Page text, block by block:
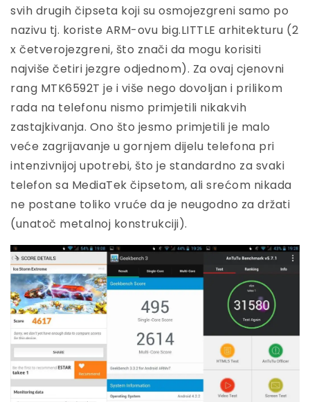
svih drugih čipseta koji su osmojezgreni samo po
nazivu tj. koriste ARM-ovu big.LITTLE arhitekturu (2
x četverojezgreni, što znači da mogu korisiti
najviše četiri jezgre odjednom). Za ovaj cjenovni
rang MTK6592T je i više nego dovoljan i prilikom
rada na telefonu nismo primjetili nikakvih
zastajkivanja. Ono što jesmo primjetili je malo
veće zagrijavanje u gornjem dijelu telefona pri
intenzivnijoj upotrebi, što je standardno za svaki
telefon sa MediaTek čipsetom, ali srećom nikada
ne postane toliko vruće da je neugodno za držati
(unatoč metalnoj konstrukciji).